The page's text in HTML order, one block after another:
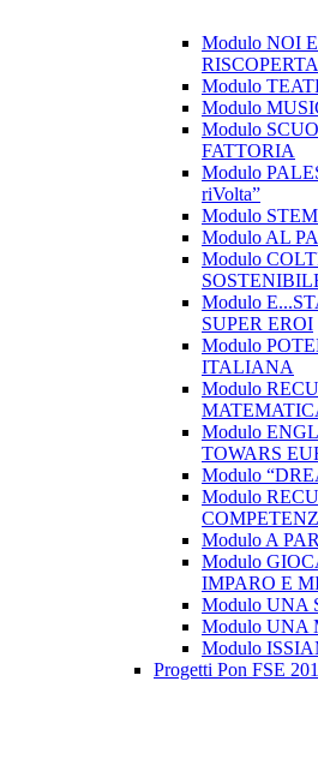
Modulo NOI
Modulo
Modulo
Modulo
FATTORIA
Modulo
riVolta”
Modulo
Modulo AL
Modulo
Modulo
SUPER EROI
Modulo
ITALIANA
Modulo
Modulo
TOWARS
Modulo
Modulo
Modulo A
Modulo
IMPARO E
Modulo UNA
Modulo UNA
Modulo
Progetti Pon FSE